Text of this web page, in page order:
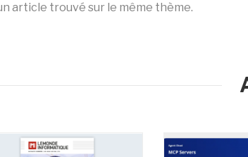
article trouvé sur le même thème.